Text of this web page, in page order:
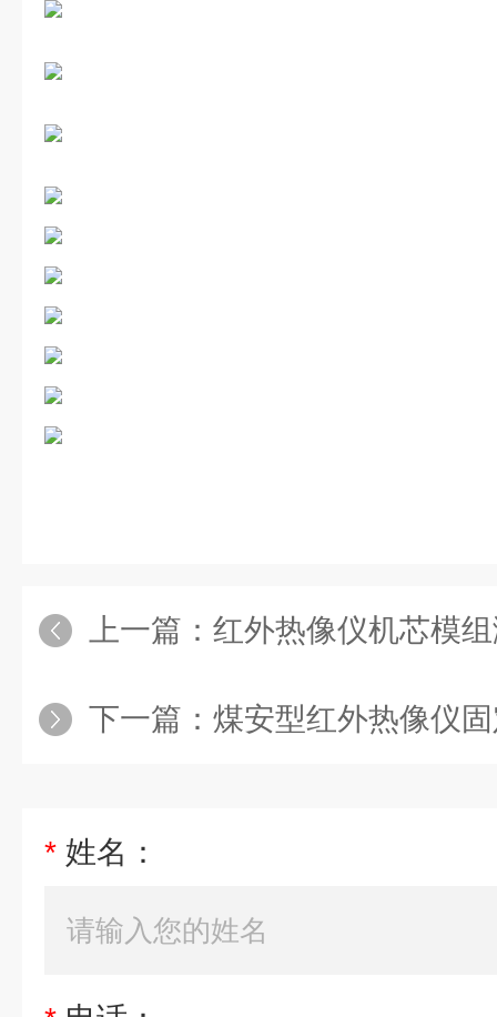
上一篇： 红外热像仪机芯模组测温像镜头小
下一篇： 煤安型红外热像仪固定式专业矿用
* 姓名：